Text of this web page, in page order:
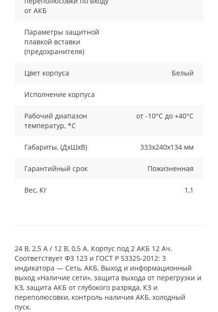
от АКБ
Параметры защитной
плавкой вставки
(предохранителя)
Цвет корпуса Белый
Исполнение корпуса
Рабочий диапазон
температур, *С
от -10°С до +40°С
Габариты, (ДxШxВ) 333х240х134 мм
Гарантийный срок Пожизненная
Вес, Кг 1,1
24 В, 2,5 А / 12 В, 0,5 А. Корпус под 2 АКБ 12 Ач.
Соответствует ФЗ 123 и ГОСТ Р 53325-2012: 3
индикатора — Сеть, АКБ, Выход и информационный
выход «Наличие сети», защита выхода от перегрузки и
КЗ, защита АКБ от глубокого разряда, КЗ и
переполюсовки, контроль наличия АКБ, холодный
пуск.